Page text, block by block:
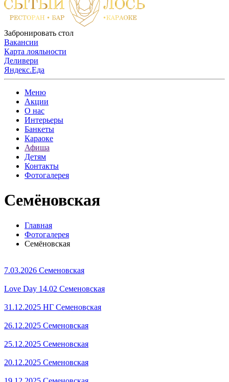
Забронировать стол
Вакансии
Карта лояльности
Деливери
Яндекс.Еда
Меню
Акции
О нас
Интерьеры
Банкеты
Караоке
Афиша
Детям
Контакты
Фотогалерея
Семёновская
Главная
Фотогалерея
Семёновская
7.03.2026 Семеновская
Love Day 14.02 Семеновская
31.12.2025 НГ Семеновская
26.12.2025 Семеновская
25.12.2025 Семеновская
20.12.2025 Семеновская